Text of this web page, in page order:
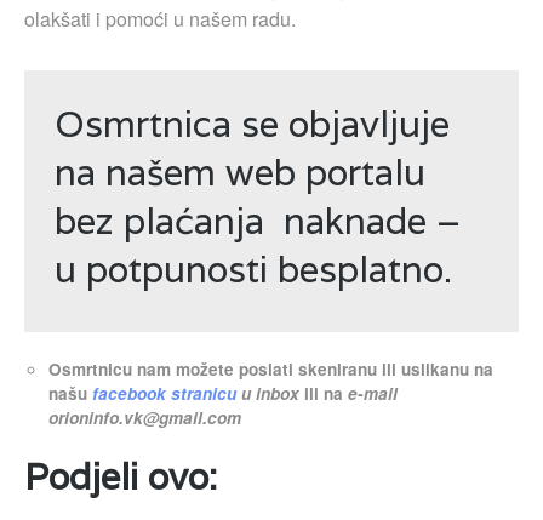
olakšati i pomoći u našem radu.
Osmrtnica se objavljuje
na našem web portalu
bez plaćanja naknade –
u potpunosti besplatno.
Osmrtnicu nam možete poslati skeniranu ili uslikanu na
našufacebook stranicuu inbox ili nae-mail
orioninfo.vk@gmail.com
Podjeli ovo: